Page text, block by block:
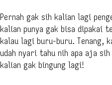
Pernah gak sih kalian lagi
kalian punya gak bisa dipakai
kalau lagi buru-buru. Tenang,
udah nyari tahu nih apa aja
kalian gak bingung lagi!